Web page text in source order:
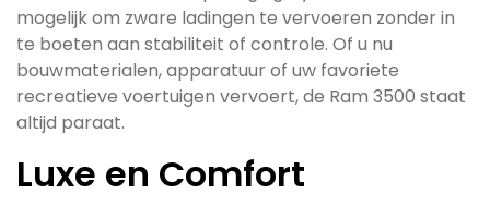
mogelijk om zware ladingen te vervoeren zonder in
te boeten aan stabiliteit of controle. Of u nu
bouwmaterialen, apparatuur of uw favoriete
recreatieve voertuigen vervoert, de Ram 3500 staat
altijd paraat.
Luxe en Comfort